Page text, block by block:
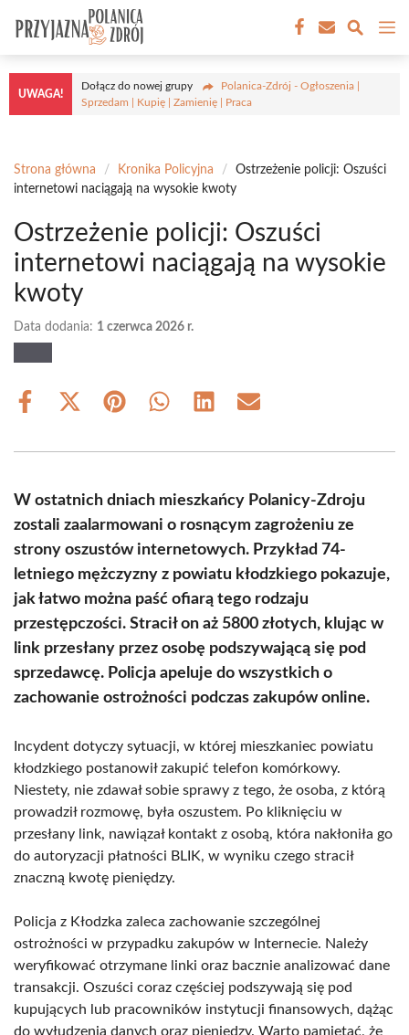
treści
UWAGA!
Dołącz do nowej grupy
Polanica-Zdrój - Ogłoszenia |
Sprzedam | Kupię | Zamienię | Praca
Strona główna / Kronika Policyjna /
Ostrzeżenie policji: Oszuści
internetowi naciągają na wysokie kwoty
Ostrzeżenie policji: Oszuści
internetowi naciągają na wysokie
kwoty
Data dodania: 1 czerwca 2026 r.
Share
Share
(Twitter)
Share Share Share Share
W ostatnich dniach mieszkańcy Polanicy-Zdroju
zostali zaalarmowani o rosnącym zagrożeniu ze
strony oszustów internetowych. Przykład 74-
letniego mężczyzny z powiatu kłodzkiego pokazuje,
jak łatwo można paść ofiarą tego rodzaju
przestępczości. Stracił on aż 5800 złotych, klując w
link przesłany przez osobę podszywającą się pod
sprzedawcę. Policja apeluje do wszystkich o
zachowanie ostrożności podczas zakupów online.
Incydent dotyczy sytuacji, w której mieszkaniec powiatu
kłodzkiego postanowił zakupić telefon komórkowy.
Niestety, nie zdawał sobie sprawy z tego, że osoba, z którą
prowadził rozmowę, była oszustem. Po kliknięciu w
przesłany link, nawiązał kontakt z osobą, która nakłoniła go
do autoryzacji płatności BLIK, w wyniku czego stracił
znaczną kwotę pieniędzy.
Policja z Kłodzka zaleca zachowanie szczególnej
ostrożności w przypadku zakupów w Internecie. Należy
weryfikować otrzymane linki oraz bacznie analizować dane
transakcji. Oszuści coraz częściej podszywają się pod
kupujących lub pracowników instytucji finansowych, dążąc
do wyłudzenia danych oraz pieniędzy. Warto pamiętać, że